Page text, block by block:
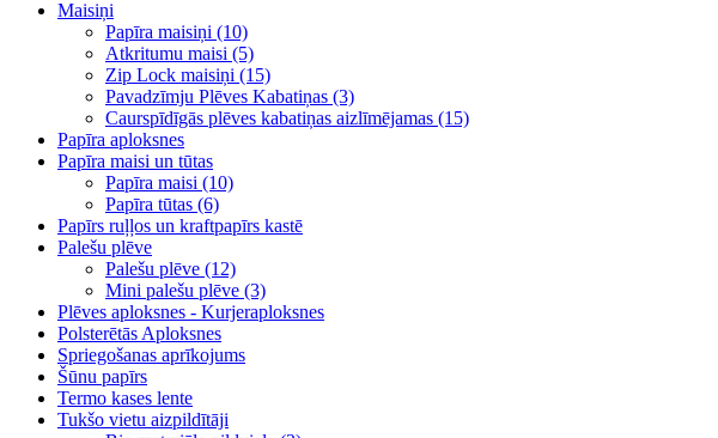
Maisiņi
Papīra maisiņi (10)
Atkritumu maisi (5)
Zip Lock maisiņi (15)
Pavadzīmju Plēves Kabatiņas (3)
Caurspīdīgās plēves kabatiņas aizlīmējamas (15)
Papīra aploksnes
Papīra maisi un tūtas
Papīra maisi (10)
Papīra tūtas (6)
Papīrs ruļļos un kraftpapīrs kastē
Palešu plēve
Palešu plēve (12)
Mini palešu plēve (3)
Plēves aploksnes - Kurjeraploksnes
Polsterētās Aploksnes
Spriegošanas aprīkojums
Šūnu papīrs
Termo kases lente
Tukšo vietu aizpildītāji